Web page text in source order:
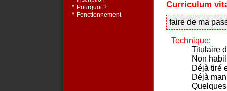
Curriculum
faire de ma
Technique:
Titulaire
Non
Déjà tiré
Déjà
* Pourquoi ?
* Fonctionnement